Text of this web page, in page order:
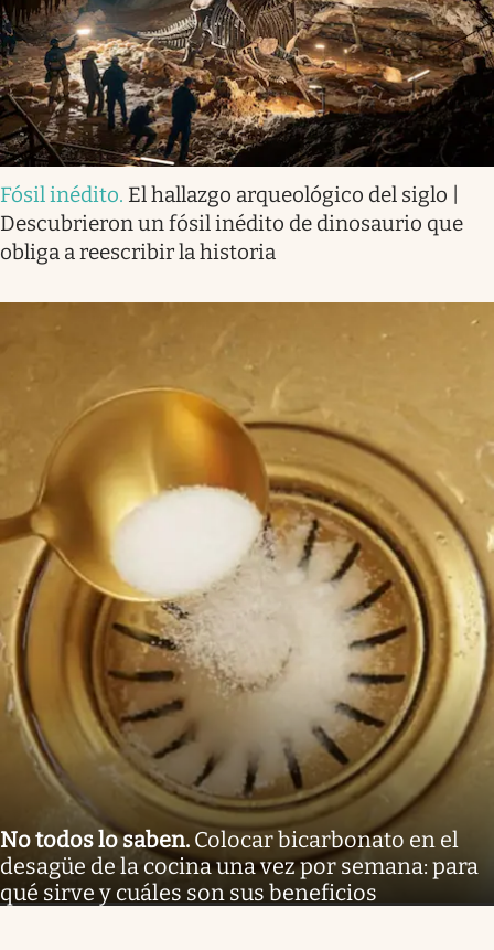
Fósil inédito. El hallazgo arqueológico del siglo |
Descubrieron un fósil inédito de dinosaurio que
obliga a reescribir la historia
No todos lo saben. Colocar bicarbonato en el
desagüe de la cocina una vez por semana: para
qué sirve y cuáles son sus beneficios